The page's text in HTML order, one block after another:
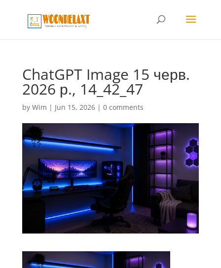
ChatGPT Image 15 черв.
2026 р., 14_42_47
by Wim | Jun 15, 2026| 0 comments